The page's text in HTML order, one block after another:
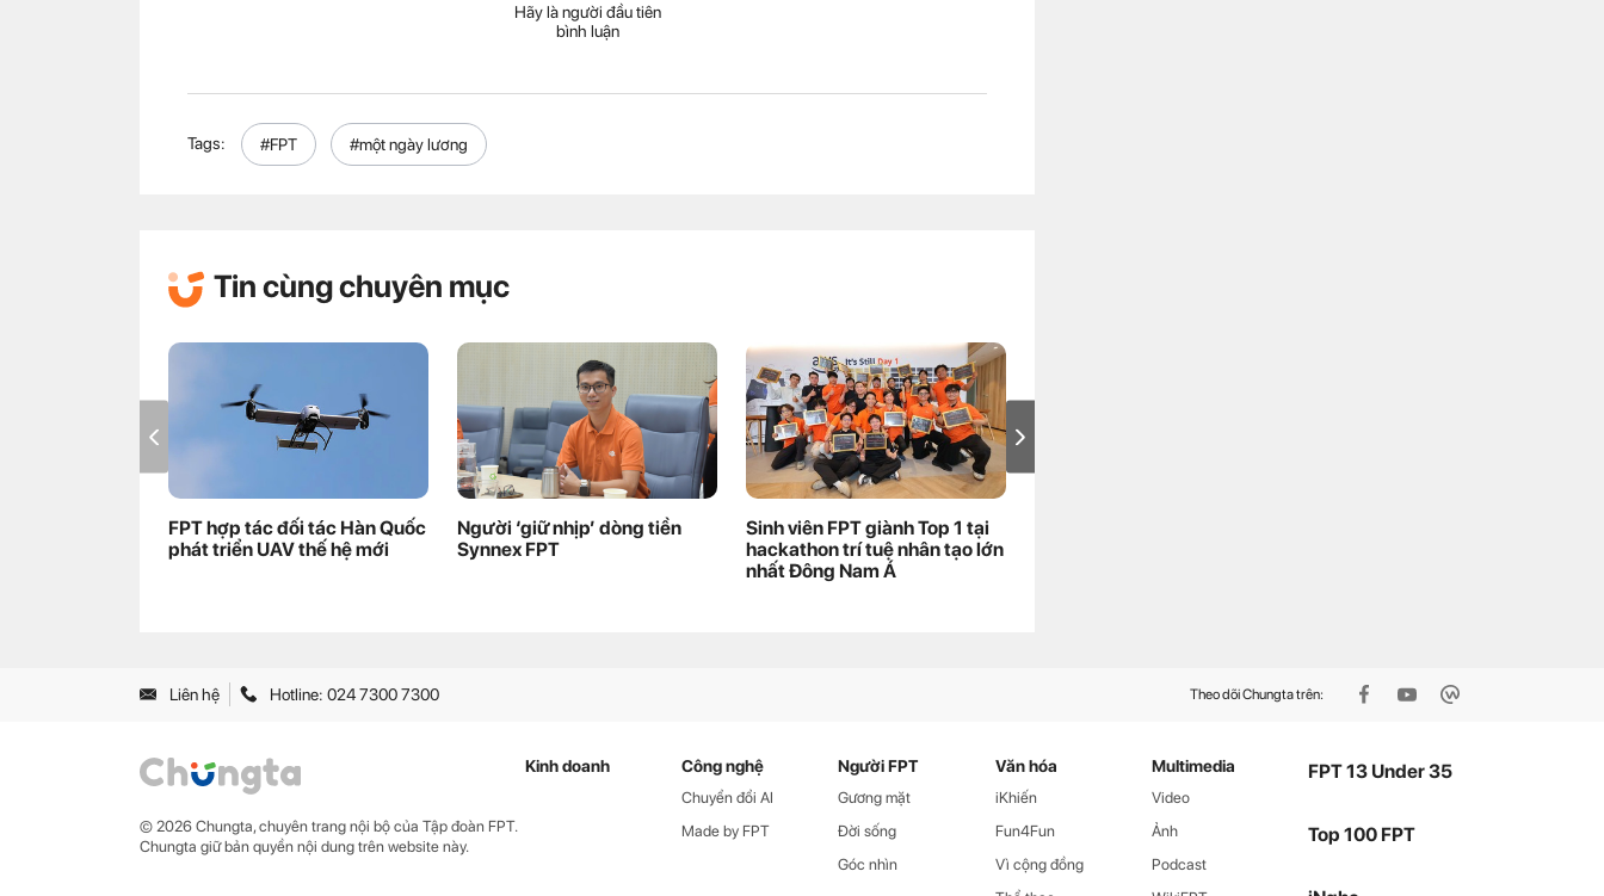
Hãy là người đầu tiên
bình luận
Tags: #FPT #một ngày lương
Tin cùng chuyên mục
FPT hợp tác đối tác Hàn Quốc
phát triển UAV thế hệ mới
Người ‘giữ nhịp’ dòng tiền
Synnex FPT
Sinh viên FPT giành Top 1 tại
hackathon trí tuệ nhân tạo lớn
nhất Đông Nam Á
Liên hệ Hotline: 024 7300 7300 Theo dõi Chungta trên:
© 2026 Chungta, chuyên trang nội bộ của Tập đoàn FPT.
Chungta giữ bản quyền nội dung trên website này.
Kinh doanh Công nghệ
Chuyển đổi AI
Made by FPT
Người FPT
Gương mặt
Đời sống
Góc nhìn
Văn hóa
iKhiến
Fun4Fun
Vì cộng đồng
Multimedia
Video
Ảnh
Podcast
FPT 13 Under 35
Top 100 FPT